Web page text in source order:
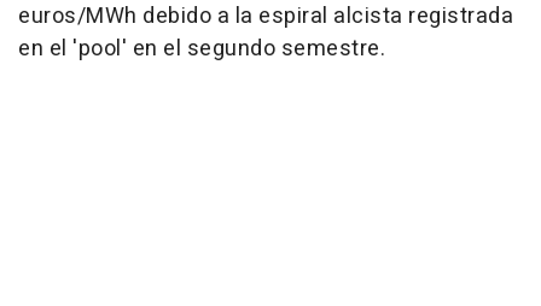
euros/MWh debido a la espiral alcista registrada
en el 'pool' en el segundo semestre.